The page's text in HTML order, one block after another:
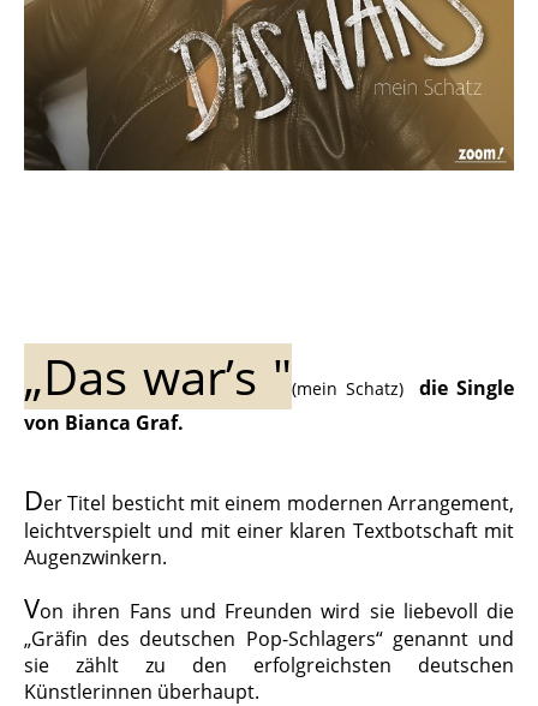
„Das war’s "(mein Schatz)
die Single
von Bianca Graf.
Der Titel besticht mit einem modernen Arrangement,
leichtverspielt und mit einer klaren Textbotschaft mit
Augenzwinkern.
Von ihren Fans und Freunden wird sie liebevoll die
„Gräfin des deutschen Pop-Schlagers“ genannt und
sie zählt zu den erfolgreichsten deutschen
Künstlerinnen überhaupt.